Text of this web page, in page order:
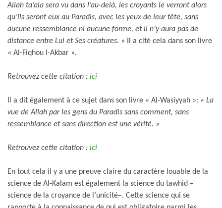
Allah ta’ala sera vu dans l’au-delà, les croyants le verront alors
qu’ils seront eux au Paradis, avec les yeux de leur tête, sans
aucune ressemblance ni aucune forme, et il n’y aura pas de
distance entre Lui et Ses créatures. »
Il a cité cela dans son livre
« Al-Fiqhou l-Akbar ».
Retrouvez cette citation : ici
Il a dit également à ce sujet dans son livre « Al-Wasiyyah »: « La
vue de Allah par les gens du Paradis sans comment, sans
ressemblance et sans direction est une vérité. »
Retrouvez cette citation : ici
En tout cela il y a une preuve claire du caractère louable de la
science de Al-Kalam est également la science du tawhid –
science de la croyance de l’unicité–. Cette science qui se